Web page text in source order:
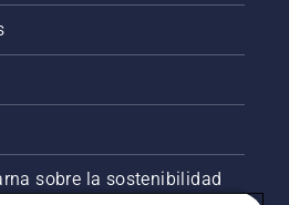
sobre la sostenibilidad